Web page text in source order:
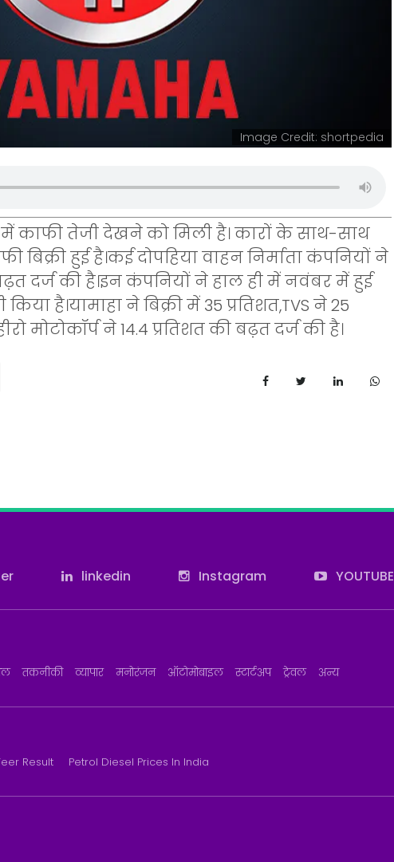
Image Credit: shortpedia
काफी तेजी देखने को मिली है। कारों के साथ-साथ
बिक्री हुई है।कई दोपहिया वाहन निर्माता कंपनियों ने
दर्ज की है।इन कंपनियों ने हाल ही में नवंबर में हुई
है।यामाहा ने बिक्री में 35 प्रतिशत,TVS ने 25
मोटोकॉर्प ने 14.4 प्रतिशत की बढ़त दर्ज की है।
linkedin Instagram YOUTUBE
तकनीकी व्यापार मनोरंजन ऑटोमोबाइल स्टार्टअप ट्रेवल अन्य
Result Petrol Diesel Prices In India